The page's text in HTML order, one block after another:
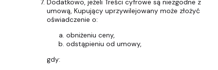
Dodatkowo, jeżeli Treści cyfrowe są niezgodne z
umową, Kupujący uprzywilejowany może złożyć
oświadczenie o:
obniżeniu ceny,
odstąpieniu od umowy,
gdy: